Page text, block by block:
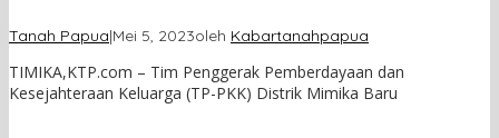
Tanah Papua|Mei 5, 2023oleh Kabartanahpapua
TIMIKA,KTP.com – Tim Penggerak Pemberdayaan dan
Kesejahteraan Keluarga (TP-PKK) Distrik Mimika Baru